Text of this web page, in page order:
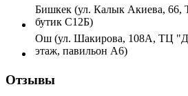
Бишкек (ул. Калык Акиева, 66,
бутик С12Б)
Ош (ул. Шакирова, 108А, ТЦ
этаж, павильон А6)
Отзывы